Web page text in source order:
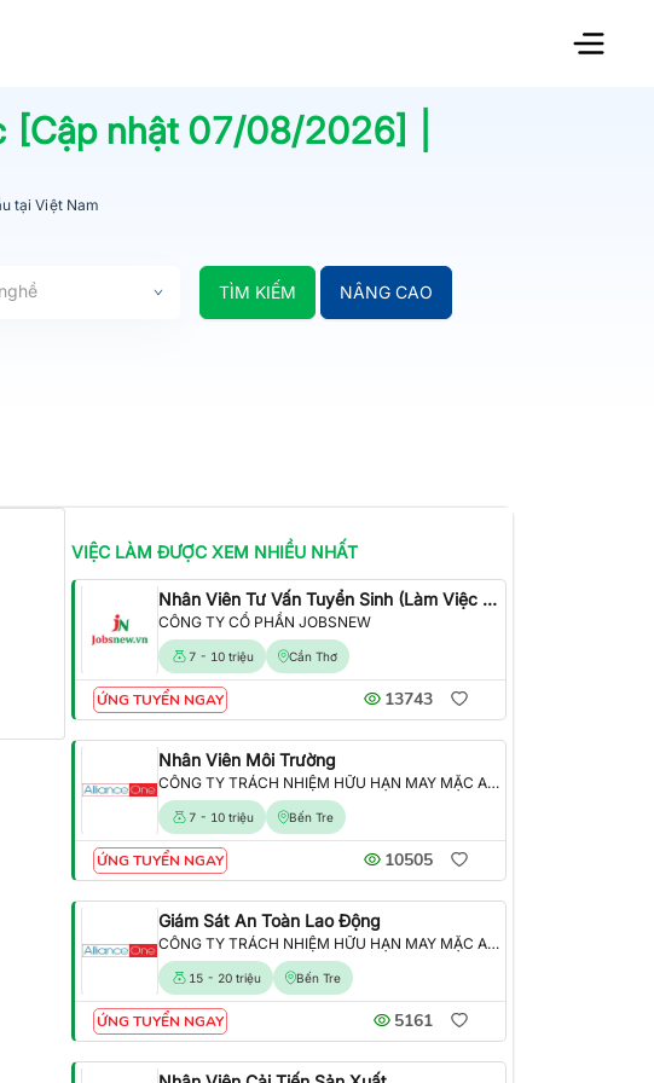
[Cập nhật 07/08/2026] |
tại Việt Nam
TÌM KIẾM NÂNG CAO
VIỆC LÀM ĐƯỢC XEM NHIỀU NHẤT
Nhân Viên Tư Vấn Tuyển Sinh (Làm Việc Tại Văn Phòng)
CÔNG TY CỔ PHẦN JOBSNEW
7 - 10 triệu Cần Thơ
ỨNG TUYỂN NGAY 13743
Nhân Viên Môi Trường
CÔNG TY TRÁCH NHIỆM HỮU HẠN MAY MẶC ALLIANCE ONE
7 - 10 triệu Bến Tre
ỨNG TUYỂN NGAY 10505
Giám Sát An Toàn Lao Động
CÔNG TY TRÁCH NHIỆM HỮU HẠN MAY MẶC ALLIANCE ONE
15 - 20 triệu Bến Tre
ỨNG TUYỂN NGAY 5161